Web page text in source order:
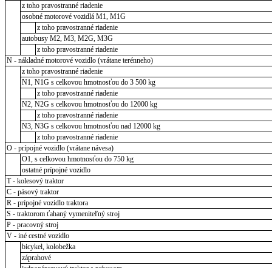
z toho pravostranné riadenie
osobné motorové vozidlá M1, M1G
z toho pravostranné riadenie
autobusy M2, M3, M2G, M3G
z toho pravostranné riadenie
N - nákladné motorové vozidlo (vrátane terénneho)
z toho pravostranné riadenie
N1, N1G s celkovou hmotnosťou do 3 500 kg
z toho pravostranné riadenie
N2, N2G s celkovou hmotnosťou do 12000 kg
z toho pravostranné riadenie
N3, N3G s celkovou hmotnosťou nad 12000 kg
z toho pravostranné riadenie
O - prípojné vozidlo (vrátane návesa)
O1, s celkovou hmotnosťou do 750 kg
ostatné prípojné vozidlo
T - kolesový traktor
C - pásový traktor
R - prípojné vozidlo traktora
S - traktorom ťahaný vymeniteľný stroj
P - pracovný stroj
V - iné cestné vozidlo
bicykel, kolobežka
záprahové